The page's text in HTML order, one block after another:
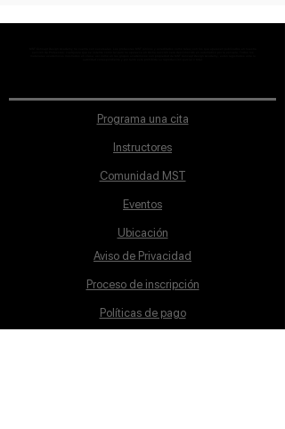
Programa una cita
Instructores
Comunidad MST
Eventos
Ubicación
Aviso de Privacidad
Proceso de inscripción
Políticas de pago